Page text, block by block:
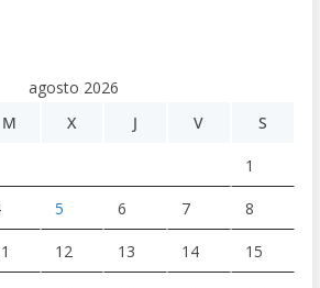
agosto 2026
M X J V S
1
5 6 7 8
12 13 14 15